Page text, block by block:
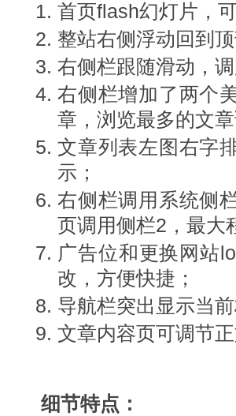
首页flash幻灯片，
整站右侧浮动回到
右侧栏跟随滑动，
右侧栏增加了两个
章，浏览最多的文
文章列表左图右字
示；
右侧栏调用系统侧
页调用侧栏2，最大
广告位和更换网站
改，方便快捷；
导航栏突出显示当
文章内容页可调节
细节特点：